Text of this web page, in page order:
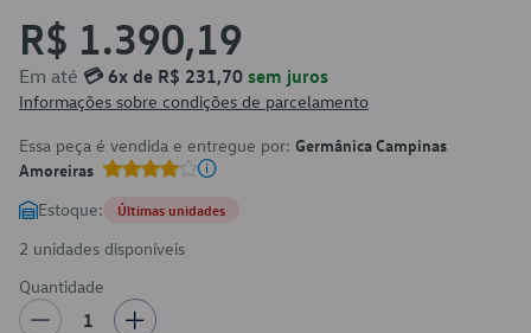
R$ 1.390,19
Em até 💳 6x de R$ 231,70 sem juros
Informações sobre condições de parcelamento
Essa peça é vendida e entregue por: Germânica Campinas
Amoreiras
Estoque: Últimas unidades
2 unidades disponíveis
Quantidade
1